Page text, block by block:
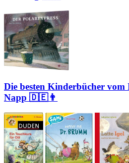
Die besten Kinderbücher
Napp 🇩🇪👨